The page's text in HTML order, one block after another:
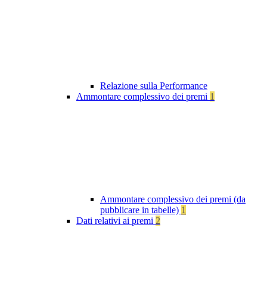
Relazione sulla Performance
Ammontare complessivo dei premi 1
Ammontare complessivo dei premi (da
pubblicare in tabelle) 1
Dati relativi ai premi 2